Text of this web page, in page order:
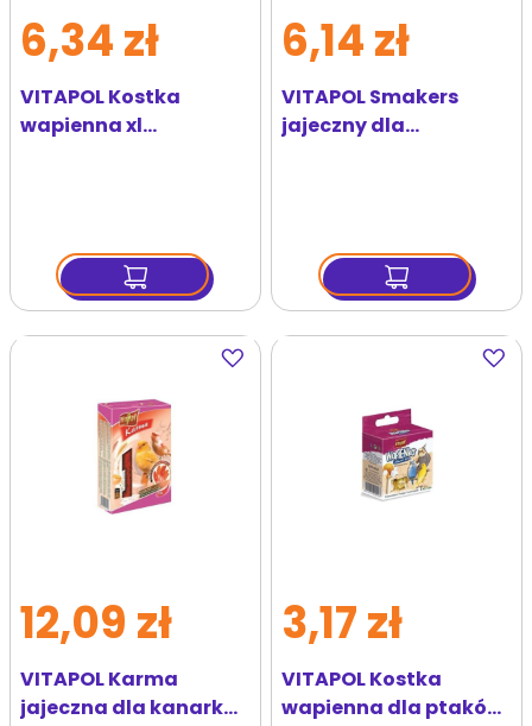
VITAPOL Kostka
wapienna xl
6,34 zł
VITAPOL Smakers
jajeczny dla
6,14 zł
Dodaj
do
VITAPOL Karma
jajeczna dla kanarka,
12,09 zł
Dodaj
do
VITAPOL Kostka
wapienna dla ptaków
3,17 zł